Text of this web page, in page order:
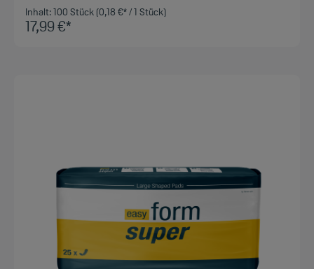
Inhalt:100 Stück (0,18 €* / 1 Stück)
17,99 €*